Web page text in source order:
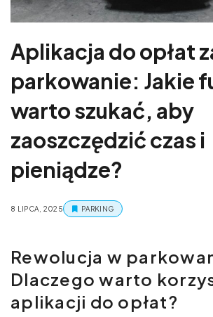
Aplikacja do opłat
parkowanie: Jakie
warto szukać, aby
zaoszczędzić czas i
pieniądze?
8 LIPCA, 2025 PARKING
Rewolucja w
Dlaczego warto
aplikacji do opłat?